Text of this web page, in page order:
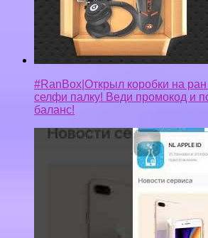
#RanBox|Открыл коробки на
селфи палку! Веди промокод и
баланс!